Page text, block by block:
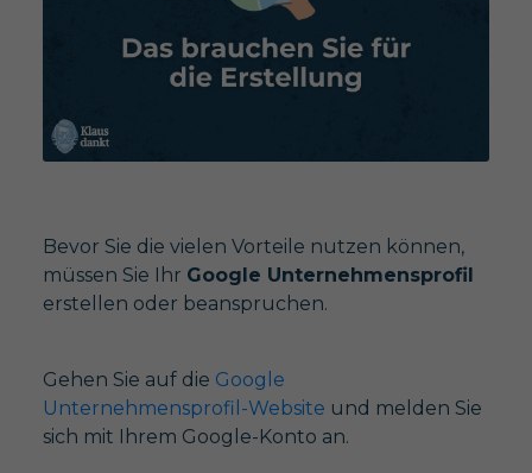
Bevor Sie die vielen Vorteile nutzen können,
müssen Sie Ihr Google Unternehmensprofil
erstellen oder beanspruchen.
Gehen Sie auf die Google
Unternehmensprofil-Website und melden Sie
sich mit Ihrem Google-Konto an.